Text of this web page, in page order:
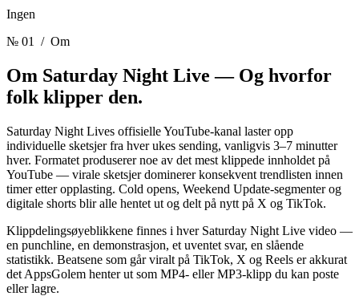
Ingen
№ 01
/ Om
Om Saturday Night Live — Og hvorfor
folk klipper den.
Saturday Night Lives offisielle YouTube-kanal laster opp
individuelle sketsjer fra hver ukes sending, vanligvis 3–7 minutter
hver. Formatet produserer noe av det mest klippede innholdet på
YouTube — virale sketsjer dominerer konsekvent trendlisten innen
timer etter opplasting. Cold opens, Weekend Update-segmenter og
digitale shorts blir alle hentet ut og delt på nytt på X og TikTok.
Klippdelingsøyeblikkene finnes i hver Saturday Night Live video —
en punchline, en demonstrasjon, et uventet svar, en slående
statistikk. Beatsene som går viralt på TikTok, X og Reels er akkurat
det AppsGolem henter ut som MP4- eller MP3-klipp du kan poste
eller lagre.